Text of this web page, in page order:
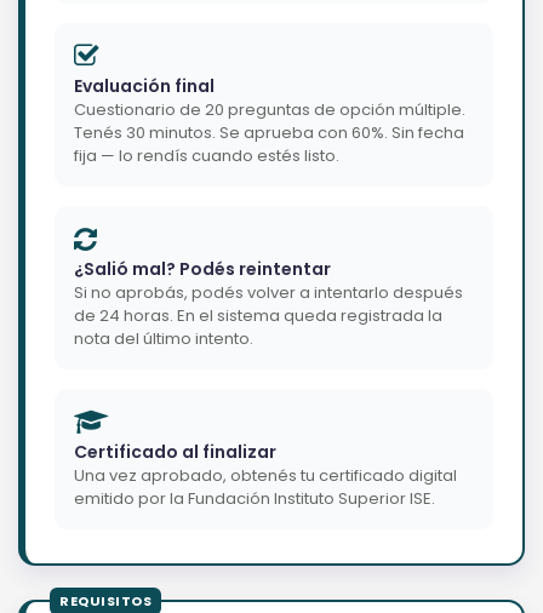
Evaluación final
Cuestionario de 20 preguntas de opción múltiple.
Tenés 30 minutos. Se aprueba con 60%. Sin fecha
fija — lo rendís cuando estés listo.
¿Salió mal? Podés reintentar
Si no aprobás, podés volver a intentarlo después
de 24 horas. En el sistema queda registrada la
nota del último intento.
Certificado al finalizar
Una vez aprobado, obtenés tu certificado digital
emitido por la Fundación Instituto Superior ISE.